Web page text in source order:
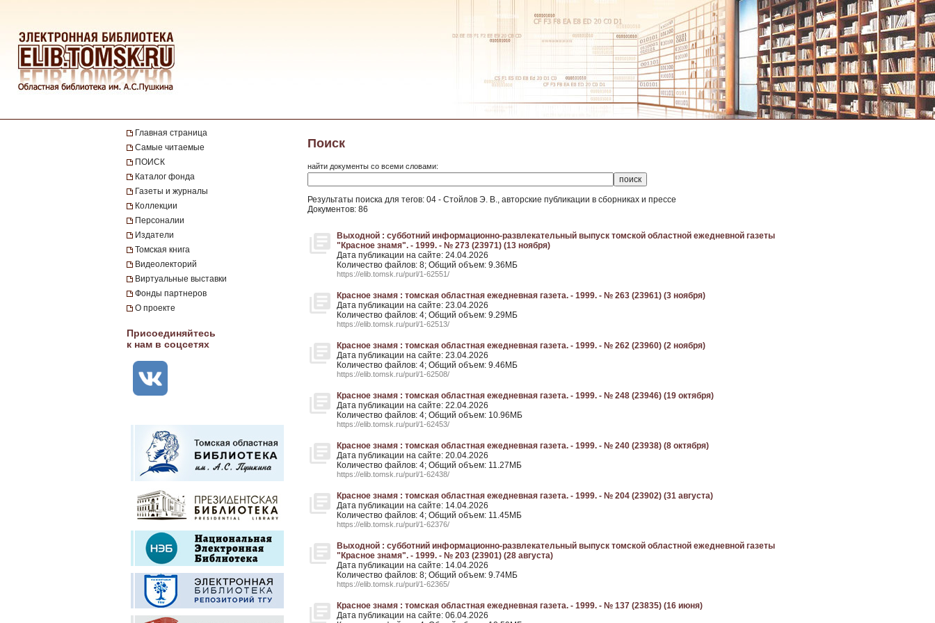
Главная страница
Самые читаемые
ПОИСК
Каталог фонда
Газеты и журналы
Коллекции
Персоналии
Издатели
Томская книга
Видеолекторий
Виртуальные выставки
Фонды партнеров
О проекте
Присоединяйтесь
к нам в соцсетях
Поиск
найти документы со всеми словами:
Результаты поиска для тегов: 04 - Стойлов Э. В., авторские публикации в сборниках и прессе
Документов: 86
Выходной : субботний информационно-развлекательный выпуск томской областной ежедневной газеты
"Красное знамя". - 1999. - № 273 (23971) (13 ноября)
Дата публикации на сайте: 24.04.2026
Количество файлов: 8; Общий объем: 9.36МБ
https://elib.tomsk.ru/purl/1-62551/
Красное знамя : томская областная ежедневная газета. - 1999. - № 263 (23961) (3 ноября)
Дата публикации на сайте: 23.04.2026
Количество файлов: 4; Общий объем: 9.29МБ
https://elib.tomsk.ru/purl/1-62513/
Красное знамя : томская областная ежедневная газета. - 1999. - № 262 (23960) (2 ноября)
Дата публикации на сайте: 23.04.2026
Количество файлов: 4; Общий объем: 9.46МБ
https://elib.tomsk.ru/purl/1-62508/
Красное знамя : томская областная ежедневная газета. - 1999. - № 248 (23946) (19 октября)
Дата публикации на сайте: 22.04.2026
Количество файлов: 4; Общий объем: 10.96МБ
https://elib.tomsk.ru/purl/1-62453/
Красное знамя : томская областная ежедневная газета. - 1999. - № 240 (23938) (8 октября)
Дата публикации на сайте: 20.04.2026
Количество файлов: 4; Общий объем: 11.27МБ
https://elib.tomsk.ru/purl/1-62438/
Красное знамя : томская областная ежедневная газета. - 1999. - № 204 (23902) (31 августа)
Дата публикации на сайте: 14.04.2026
Количество файлов: 4; Общий объем: 11.45МБ
https://elib.tomsk.ru/purl/1-62376/
Выходной : субботний информационно-развлекательный выпуск томской областной ежедневной газеты
"Красное знамя". - 1999. - № 203 (23901) (28 августа)
Дата публикации на сайте: 14.04.2026
Количество файлов: 8; Общий объем: 9.74МБ
https://elib.tomsk.ru/purl/1-62365/
Красное знамя : томская областная ежедневная газета. - 1999. - № 137 (23835) (16 июня)
Дата публикации на сайте: 06.04.2026